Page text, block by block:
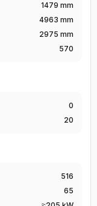
1479 mm
4963 mm
2975 mm
570
0
20
516
65